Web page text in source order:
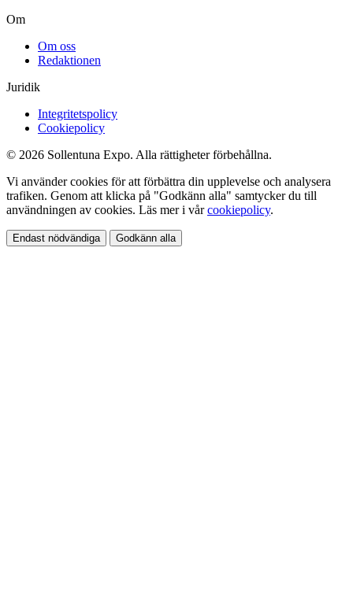
Om
Om oss
Redaktionen
Juridik
Integritetspolicy
Cookiepolicy
© 2026 Sollentuna Expo. Alla rättigheter förbehållna.
Vi använder cookies för att förbättra din upplevelse och analysera
trafiken. Genom att klicka på "Godkänn alla" samtycker du till
användningen av cookies. Läs mer i vårcookiepolicy.
Endast nödvändiga Godkänn alla